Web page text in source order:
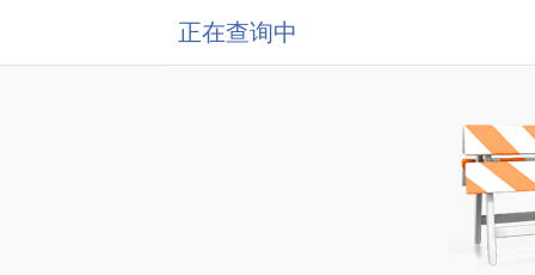
正在查询中